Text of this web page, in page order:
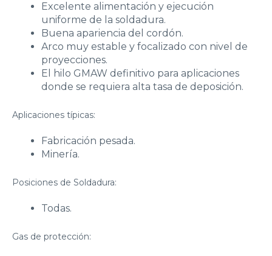
Excelente alimentación y ejecución
uniforme de la soldadura.
Buena apariencia del cordón.
Arco muy estable y focalizado con nivel de
proyecciones.
El hilo GMAW definitivo para aplicaciones
donde se requiera alta tasa de deposición.
Aplicaciones típicas:
Fabricación pesada.
Minería.
Posiciones de Soldadura:
Todas.
Gas de protección: